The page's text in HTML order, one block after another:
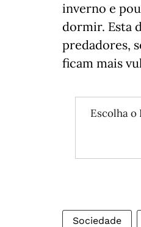
inverno e
dormir. Esta
predadores,
ficam mais
Escolha
Sociedade